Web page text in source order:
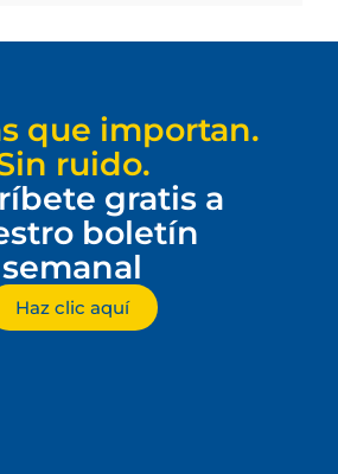
que importan.
ruido.
gratis a
boletín
semanal
Haz clic aquí